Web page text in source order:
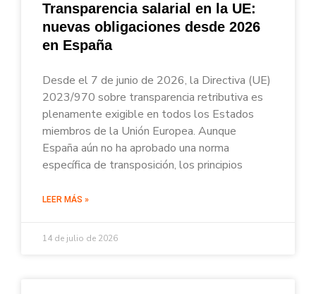
Transparencia salarial en la UE:
nuevas obligaciones desde 2026
en España
Desde el 7 de junio de 2026, la Directiva (UE)
2023/970 sobre transparencia retributiva es
plenamente exigible en todos los Estados
miembros de la Unión Europea. Aunque
España aún no ha aprobado una norma
específica de transposición, los principios
LEER MÁS »
14 de julio de 2026